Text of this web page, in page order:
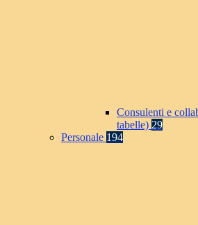
Consulenti e
tabelle) 29
Personale 194